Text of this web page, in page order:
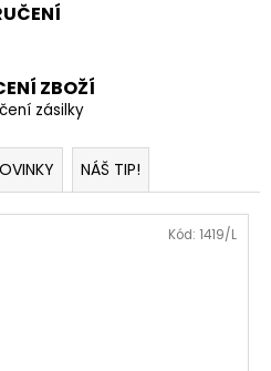
ZBOŽÍ
zásilky
NÁŠ TIP!
Kód: 1419/L